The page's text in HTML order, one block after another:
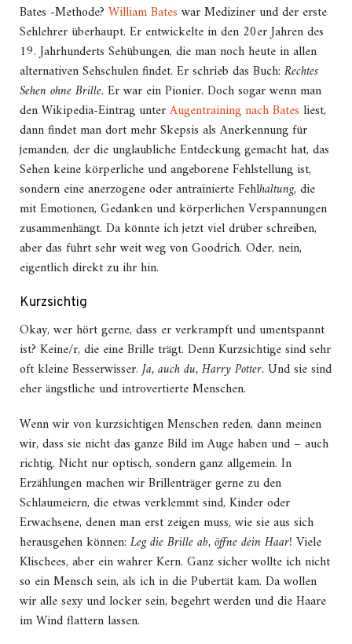
Bates -Methode? William Bates war Mediziner und der erste
Sehlehrer überhaupt. Er entwickelte in den 20er Jahren des
19. Jahrhunderts Sehübungen, die man noch heute in allen
alternativen Sehschulen findet. Er schrieb das Buch: Rechtes
Sehen ohne Brille.Er war ein Pionier.Doch sogar wenn man
den Wikipedia-Eintrag unterAugentraining nach Bates liest,
dann findet man dort mehr Skepsis als Anerkennung für
jemanden, der die unglaubliche Entdeckung gemacht hat, das
Sehen keine körperliche und angeborene Fehlstellung ist,
sondern eine anerzogene oder antrainierte Fehlhaltung, die
mit Emotionen, Gedanken und körperlichen Verspannungen
zusammenhängt. Da könnte ich jetzt viel drüber schreiben,
aber das führt sehr weit weg von Goodrich. Oder, nein,
eigentlich direkt zu ihr hin.
Kurzsichtig
Okay, wer hört gerne, dass er verkrampft und umentspannt
ist? Keine/r, die eine Brille trägt. Denn Kurzsichtige sind sehr
oft kleine Besserwisser.Ja, auch du, Harry Potter.Und sie sind
eher ängstliche und introvertierte Menschen.
Wenn wir von kurzsichtigen Menschen reden, dann meinen
wir, dass sie nicht das ganze Bild im Auge haben und – auch
richtig. Nicht nur optisch, sondern ganz allgemein. In
Erzählungen machen wir Brillenträger gerne zu den
Schlaumeiern, die etwas verklemmt sind, Kinder oder
Erwachsene, denen man erst zeigen muss, wie sie aus sich
herausgehen können: Leg die Brille ab, öffne dein Haar! Viele
Klischees, aber ein wahrer Kern. Ganz sicher wollte ich nicht
so ein Mensch sein, als ich in die Pubertät kam. Da wollen
wir alle sexy und locker sein, begehrt werden und die Haare
im Wind flattern lassen.